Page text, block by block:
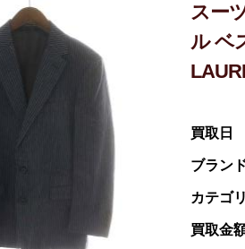
スー
ル ベ
買取日
ブラン
カテゴリ
買取金